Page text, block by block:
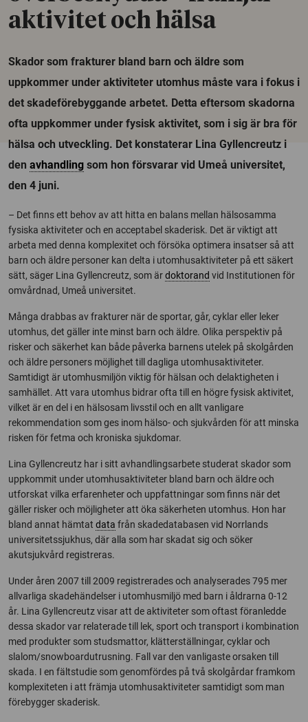
aktivitet och hälsa
Skador som frakturer bland barn och äldre som
uppkommer under aktiviteter utomhus måste vara i fokus i
det skadeförebyggande arbetet. Detta eftersom skadorna
ofta uppkommer under fysisk aktivitet, som i sig är bra för
hälsa och utveckling. Det konstaterar Lina Gyllencreutz i
den avhandling som hon försvarar vid Umeå universitet,
den 4 juni.
– Det finns ett behov av att hitta en balans mellan hälsosamma
fysiska aktiviteter och en acceptabel skaderisk. Det är viktigt att
arbeta med denna komplexitet och försöka optimera insatser så att
barn och äldre personer kan delta i utomhusaktiviteter på ett säkert
sätt, säger Lina Gyllencreutz, som ärdoktorand vid Institutionen för
omvårdnad, Umeå universitet.
Många drabbas av frakturer när de sportar, går, cyklar eller leker
utomhus, det gäller inte minst barn och äldre. Olika perspektiv på
risker och säkerhet kan både påverka barnens utelek på skolgården
och äldre personers möjlighet till dagliga utomhusaktiviteter.
Samtidigt är utomhusmiljön viktig för hälsan och delaktigheten i
samhället. Att vara utomhus bidrar ofta till en högre fysisk aktivitet,
vilket är en del i en hälsosam livsstil och en allt vanligare
rekommendation som ges inom hälso- och sjukvården för att minska
risken för fetma och kroniska sjukdomar.
Lina Gyllencreutz har i sitt avhandlingsarbete studerat skador som
uppkommit under utomhusaktiviteter bland barn och äldre och
utforskat vilka erfarenheter och uppfattningar som finns när det
gäller risker och möjligheter att öka säkerheten utomhus. Hon har
bland annat hämtat data från skadedatabasen vid Norrlands
universitetssjukhus, där alla som har skadat sig och söker
akutsjukvård registreras.
Under åren 2007 till 2009 registrerades och analyserades 795 mer
allvarliga skadehändelser i utomhusmiljö med barn i åldrarna 0-12
år. Lina Gyllencreutz visar att de aktiviteter som oftast föranledde
dessa skador var relaterade till lek, sport och transport i kombination
med produkter som studsmattor, klätterställningar, cyklar och
slalom/snowboardutrusning. Fall var den vanligaste orsaken till
skada. I en fältstudie som genomfördes på två skolgårdar framkom
komplexiteten i att främja utomhusaktiviteter samtidigt som man
förebygger skaderisk.